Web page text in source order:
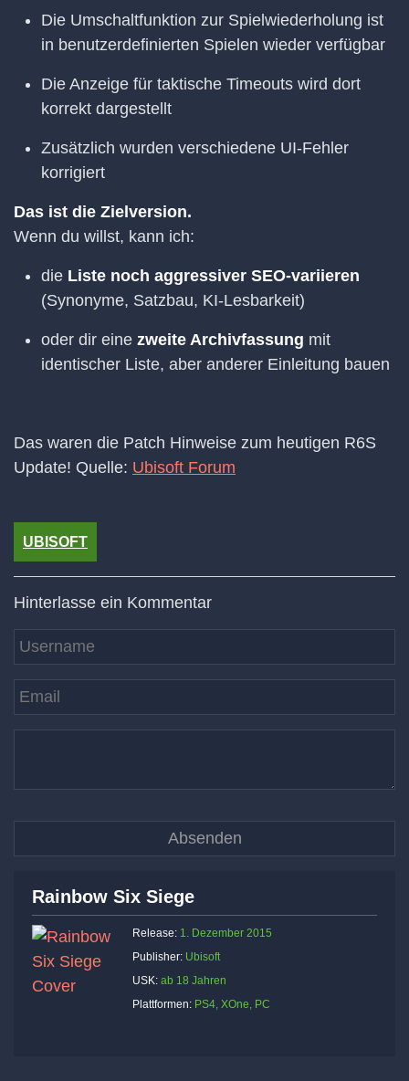
Die Umschaltfunktion zur Spielwiederholung ist
in benutzerdefinierten Spielen wieder verfügbar
Die Anzeige für taktische Timeouts wird dort
korrekt dargestellt
Zusätzlich wurden verschiedene UI-Fehler
korrigiert
Das ist die Zielversion.
Wenn du willst, kann ich:
die Liste noch aggressiver SEO-variieren
(Synonyme, Satzbau, KI-Lesbarkeit)
oder dir eine zweite Archivfassung mit
identischer Liste, aber anderer Einleitung bauen
Das waren die Patch Hinweise zum heutigen R6S
Update! Quelle: Ubisoft Forum
UBISOFT
Hinterlasse ein Kommentar
Rainbow Six Siege
Release: 1. Dezember 2015
Publisher: Ubisoft
USK: ab 18 Jahren
Plattformen: PS4, XOne, PC